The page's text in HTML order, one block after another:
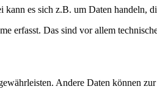
es sich z.B. um Daten handeln,
erfasst. Das sind vor allem
Andere Daten können